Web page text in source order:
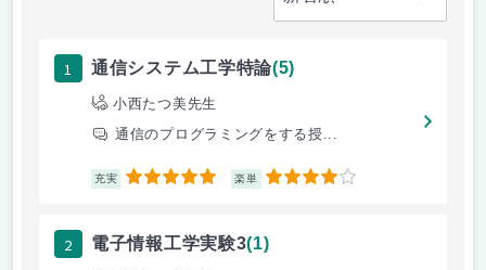
1 通信システム工学特論(5)
小西たつ美先生
通信のプログラミングをする授...
充実 5 楽単 4
2 電子情報工学実験3(1)